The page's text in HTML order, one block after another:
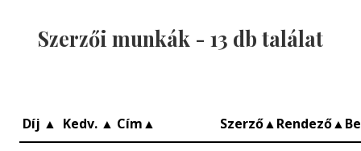
Szerzői munkák - 13 db találat
Díj ▲ Kedv. ▲ Cím▲ Szerző▲Rendező▲